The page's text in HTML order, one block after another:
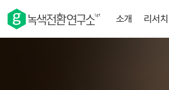
소개 리서치